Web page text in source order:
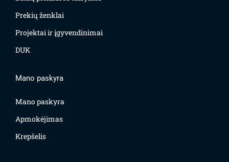
Prekių ženklai
Projektai ir įgyvendinimai
DUK
Mano paskyra
Mano paskyra
Apmokėjimas
Krepšelis